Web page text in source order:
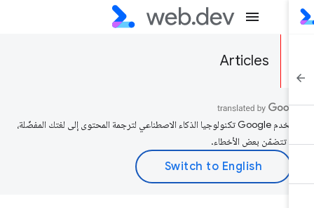
Articles
تستخدم Google تكنولوجيا الذكاء الاصطناعي لترجمة المحتوى إلى لغتك المفضّلة،
تتضمّن بعض الأخطاء.